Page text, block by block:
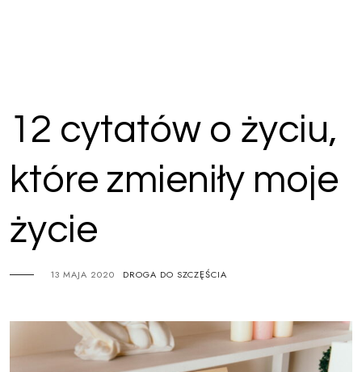
12 cytatów o życiu,
które zmieniły moje
życie
13 MAJA 2020 DROGA DO SZCZĘŚCIA